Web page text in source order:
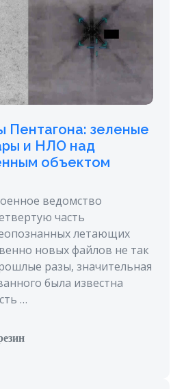
Пентагона: зеленые
и НЛО над
объектом
ведомство
часть
летающих
новых файлов не так
разы, значительная
была известна
…